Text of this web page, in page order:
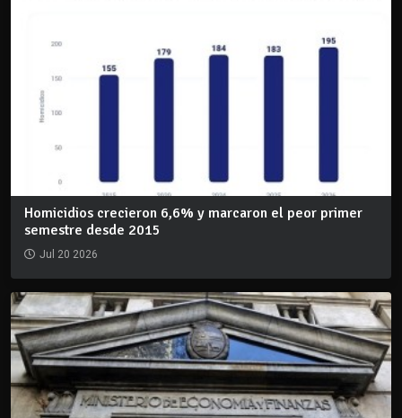
Homicidios crecieron 6,6% y marcaron el peor primer
semestre desde 2015
Jul 20 2026